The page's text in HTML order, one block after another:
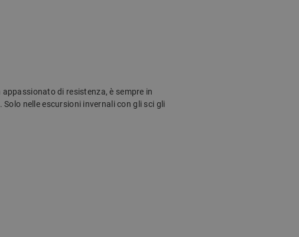
di resistenza, è sempre in
nelle escursioni invernali con gli sci gli